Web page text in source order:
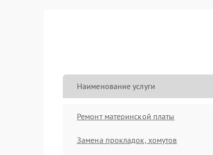
Наименование услуги
Ремонт материнской платы
Замена прокладок, хомутов